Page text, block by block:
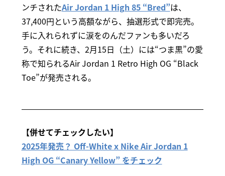
ンチされたAir Jordan 1 High 85 “Bred”は、
37,400円という高額ながら、抽選形式で即完売。
手に入れられずに涙をのんだファンも多いだろ
う。それに続き、2月15日（土）には“つま黒”の愛
称で知られるAir Jordan 1 Retro High OG “Black
Toe”が発売される。
【併せてチェックしたい】
2025年発売？ Off-White x Nike Air Jordan 1
High OG “Canary Yellow” をチェック